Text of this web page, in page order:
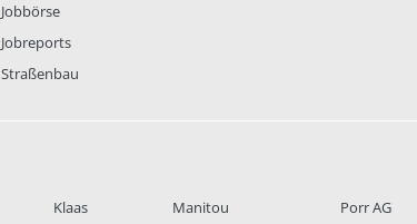
Jobbörse
Jobreports
Straßenbau
Klaas
Manitou
Porr AG